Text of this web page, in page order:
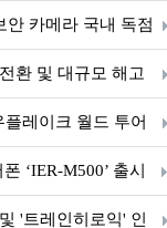
안 카메라 국내 독점
환 및 대규모 해고
레이크 월드 투어
‘IER-M500’ 출시
'트레인히로익' 인